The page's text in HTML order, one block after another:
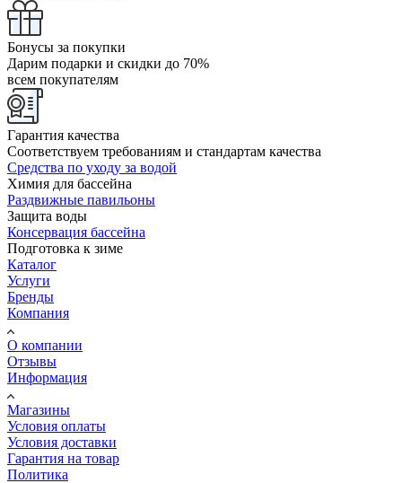
Бонусы за покупки
Дарим подарки и скидки до 70%
всем покупателям
Гарантия качества
Соответствуем требованиям и стандартам качества
Средства по уходу за водой
Химия для бассейна
Раздвижные павильоны
Защита воды
Консервация бассейна
Подготовка к зиме
Каталог
Услуги
Бренды
Компания
О компании
Отзывы
Информация
Магазины
Условия оплаты
Условия доставки
Гарантия на товар
Политика